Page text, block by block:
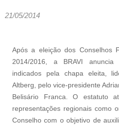
21/05/2014
Após a eleição dos Conselhos
2014/2016, a BRAVI anuncia
indicados pela chapa eleita,
Altberg, pelo vice-presidente
Belisário Franca. O estatuto
representações regionais como
Conselho com o objetivo de